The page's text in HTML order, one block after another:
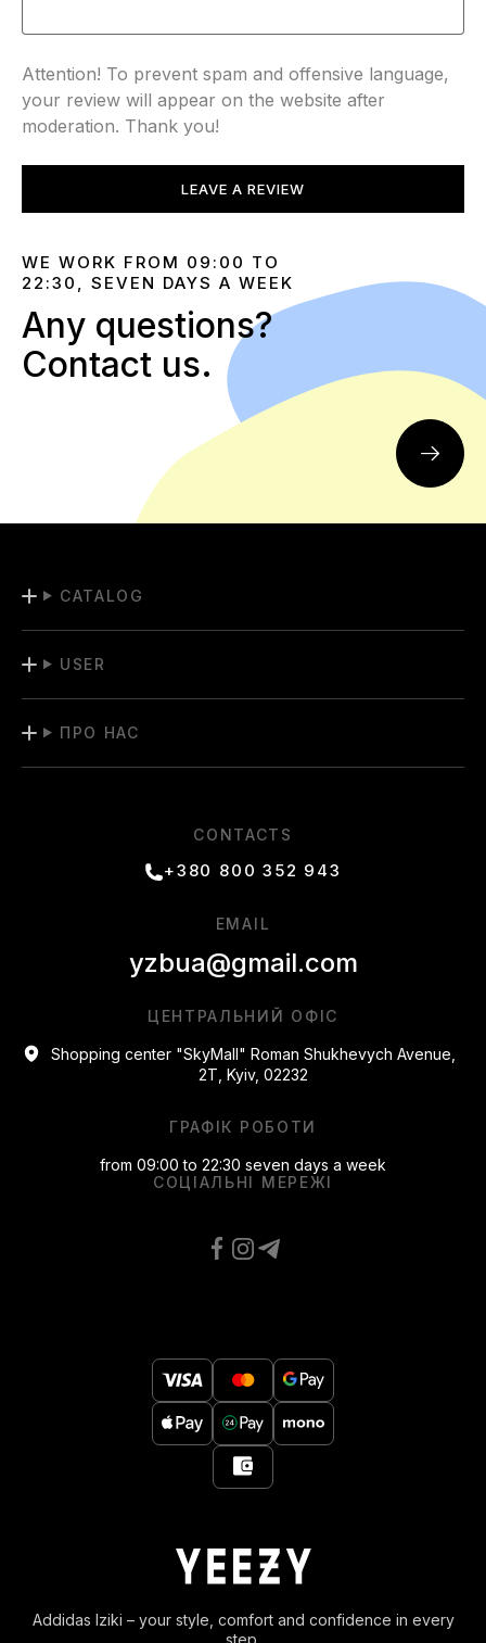
Attention! To prevent spam and offensive language,
your review will appear on the website after
moderation. Thank you!
LEAVE A REVIEW
WE WORK FROM 09:00 TO
22:30, SEVEN DAYS A WEEK
Any questions?
Contact us.
Addidas Iziki – your style, comfort and confidence in every
step.
CATALOG
USER
ПРО НАС
CONTACTS
+380 800 352 943
ЦЕНТРАЛЬНИЙ ОФІС
Shopping center "SkyMall" Roman Shukhevych Avenue,
2T, Kyiv, 02232
СОЦІАЛЬНІ МЕРЕЖІ
EMAIL
yzbua@gmail.com
ГРАФІК РОБОТИ
from 09:00 to 22:30 seven days a week